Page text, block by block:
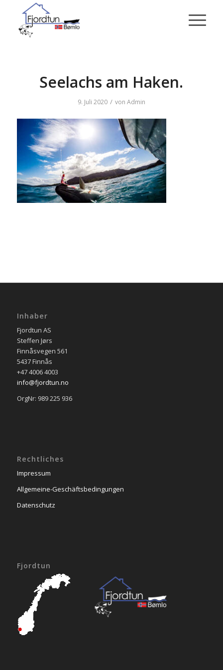
Seelachs am Haken.
9. Juli 2020 / von Admin
Inhaber
Fjordtun AS
Steffen Jørs
Finnåsvegen 561
5437 Finnås
+47 4006 4003
info@fjordtun.no
OrgNr: 989 225 936
Rechtliches
Impressum
Allgemeine-Geschäftsbedingungen
Datenschutz
Fjordtun